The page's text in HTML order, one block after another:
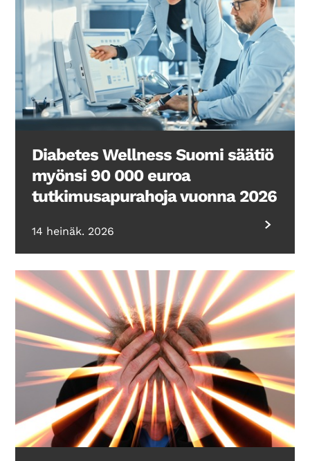
Diabetes Wellness Suomi säätiö
myönsi 90 000 euroa
tutkimusapurahoja vuonna 2026
14 heinäk. 2026